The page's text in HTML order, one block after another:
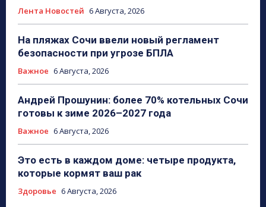
Лента Новостей 6 Августа, 2026
На пляжах Сочи ввели новый регламент
безопасности при угрозе БПЛА
Важное 6 Августа, 2026
Андрей Прошунин: более 70% котельных Сочи
готовы к зиме 2026–2027 года
Важное 6 Августа, 2026
Это есть в каждом доме: четыре продукта,
которые кормят ваш рак
Здоровье 6 Августа, 2026